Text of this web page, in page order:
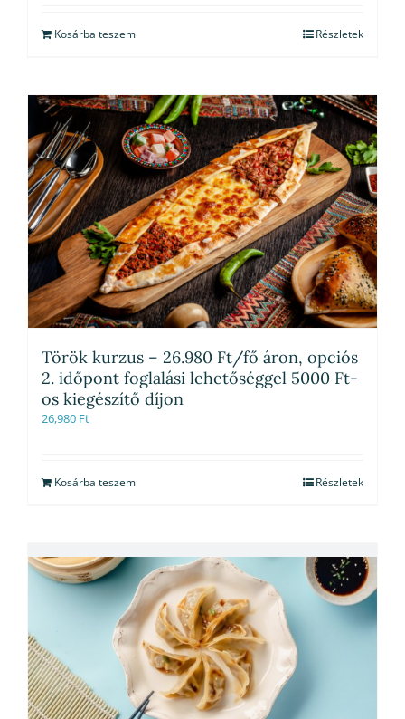
Kosárba teszem Részletek
Török kurzus – 26.980 Ft/fő áron, opciós
2. időpont foglalási lehetőséggel 5000 Ft-
os kiegészítő díjon
26,980 Ft
Kosárba teszem Részletek